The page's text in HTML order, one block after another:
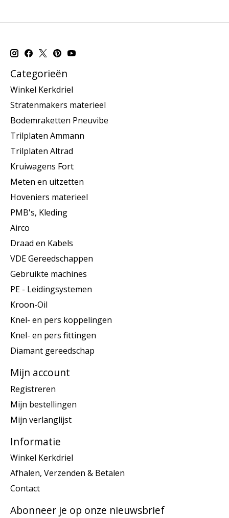
Categorieën
Winkel Kerkdriel
Stratenmakers materieel
Bodemraketten Pneuvibe
Trilplaten Ammann
Trilplaten Altrad
Kruiwagens Fort
Meten en uitzetten
Hoveniers materieel
PMB's, Kleding
Airco
Draad en Kabels
VDE Gereedschappen
Gebruikte machines
PE - Leidingsystemen
Kroon-Oil
Knel- en pers koppelingen
Knel- en pers fittingen
Diamant gereedschap
Mijn account
Registreren
Mijn bestellingen
Mijn verlanglijst
Informatie
Winkel Kerkdriel
Afhalen, Verzenden & Betalen
Contact
Abonneer je op onze nieuwsbrief